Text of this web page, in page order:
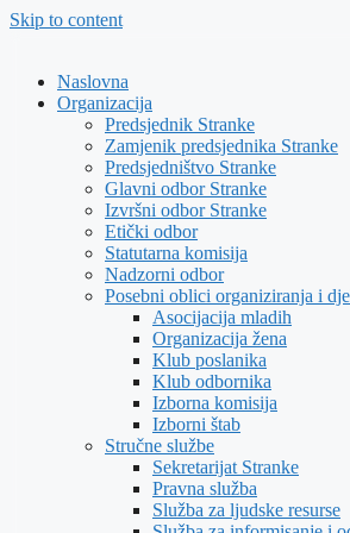
Skip to content
Naslovna
Organizacija
Predsjednik Stranke
Zamjenik predsjednika Stranke
Predsjedništvo Stranke
Glavni odbor Stranke
Izvršni odbor Stranke
Etički odbor
Statutarna komisija
Nadzorni odbor
Posebni oblici organiziranja i
Asocijacija mladih
Organizacija žena
Klub poslanika
Klub odbornika
Izborna komisija
Izborni štab
Stručne službe
Sekretarijat Stranke
Pravna služba
Služba za ljudske resurse